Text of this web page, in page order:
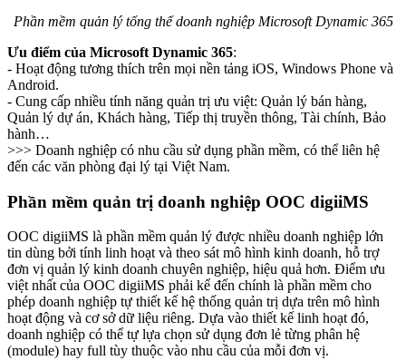
Phần mềm quản lý tổng thể doanh nghiệp Microsoft Dynamic 365
Ưu điểm của Microsoft Dynamic 365:
- Hoạt động tương thích trên mọi nền tảng iOS, Windows Phone và
Android.
- Cung cấp nhiều tính năng quản trị ưu việt: Quản lý bán hàng,
Quản lý dự án, Khách hàng, Tiếp thị truyền thông, Tài chính, Bảo
hành…
>>> Doanh nghiệp có nhu cầu sử dụng phần mềm, có thể liên hệ
đến các văn phòng đại lý tại Việt Nam.
Phần mềm quản trị doanh nghiệp OOC digiiMS
OOC digiiMS là phần mềm quản lý được nhiều doanh nghiệp lớn
tin dùng bởi tính linh hoạt và theo sát mô hình kinh doanh, hỗ trợ
đơn vị quản lý kinh doanh chuyên nghiệp, hiệu quả hơn. Điểm ưu
việt nhất của OOC digiiMS phải kể đến chính là phần mềm cho
phép doanh nghiệp tự thiết kế hệ thống quản trị dựa trên mô hình
hoạt động và cơ sở dữ liệu riêng. Dựa vào thiết kế linh hoạt đó,
doanh nghiệp có thể tự lựa chọn sử dụng đơn lẻ từng phân hệ
(module) hay full tùy thuộc vào nhu cầu của mỗi đơn vị.